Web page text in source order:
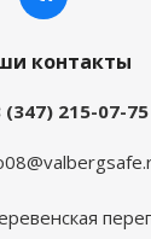
контакты
(347) 215-07-75